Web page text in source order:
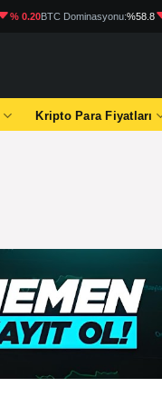
% 0.20BTC Dominasyonu:%58.8
Kripto Para Fiyatları